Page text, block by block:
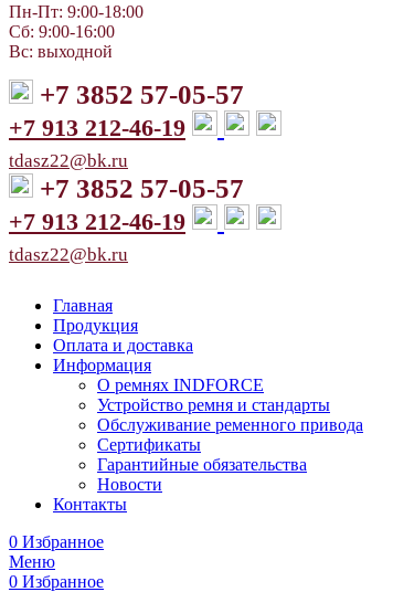
Пн-Пт: 9:00-18:00
Сб: 9:00-16:00
Вс: выходной
+7 3852 57-05-57
+7 913 212-46-19
tdasz22@bk.ru
+7 3852 57-05-57
+7 913 212-46-19
tdasz22@bk.ru
Главная
Продукция
Оплата и доставка
Информация
О ремнях INDFORCE
Устройство ремня и стандарты
Обслуживание ременного привода
Сертификаты
Гарантийные обязательства
Новости
Контакты
0 Избранное
Меню
0 Избранное